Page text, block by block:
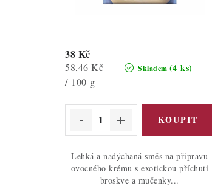
Skladem (4 ks)
38 Kč
Měrná
cena:
58,46 Kč
/ 100 g
Lehká a nadýchaná směs na přípravu
ovocného krému s exotickou příchutí
broskve a mučenky...